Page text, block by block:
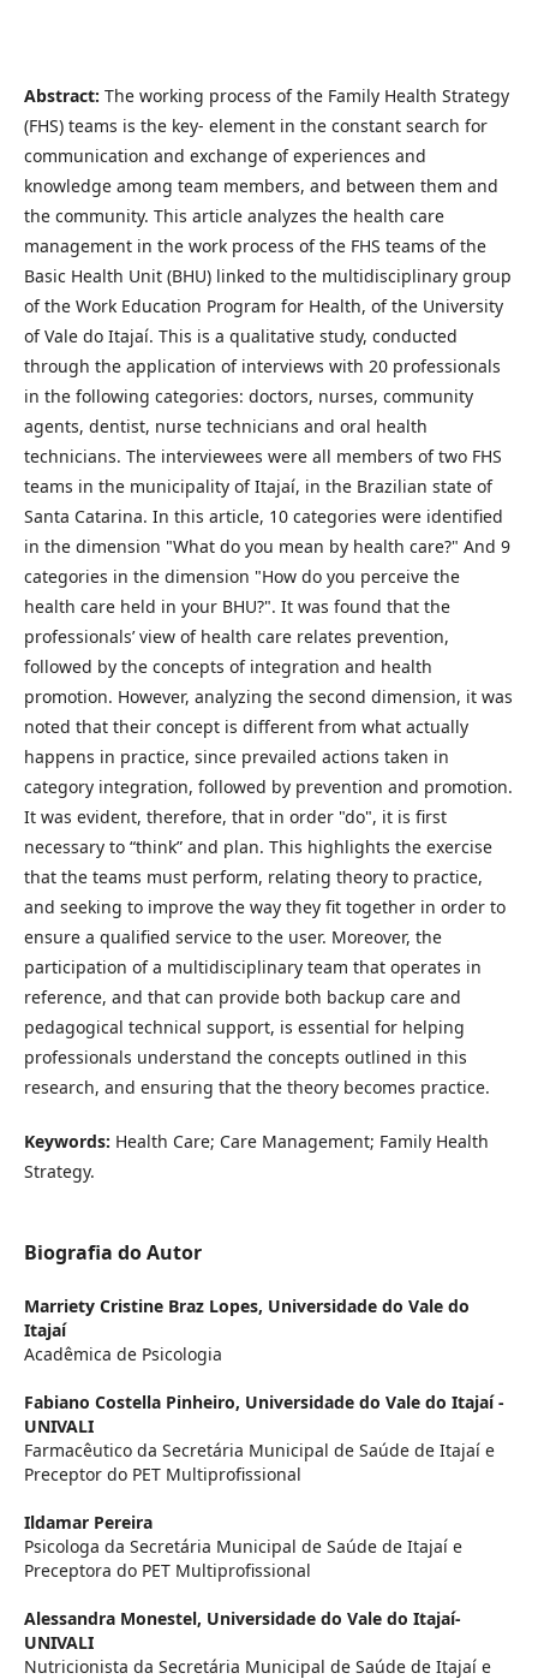
Abstract: The working process of the Family Health Strategy
(FHS) teams is the key- element in the constant search for
communication and exchange of experiences and
knowledge among team members, and between them and
the community. This article analyzes the health care
management in the work process of the FHS teams of the
Basic Health Unit (BHU) linked to the multidisciplinary group
of the Work Education Program for Health, of the University
of Vale do Itajaí. This is a qualitative study, conducted
through the application of interviews with 20 professionals
in the following categories: doctors, nurses, community
agents, dentist, nurse technicians and oral health
technicians. The interviewees were all members of two FHS
teams in the municipality of Itajaí, in the Brazilian state of
Santa Catarina. In this article, 10 categories were identified
in the dimension "What do you mean by health care?" And 9
categories in the dimension "How do you perceive the
health care held in your BHU?". It was found that the
professionals’ view of health care relates prevention,
followed by the concepts of integration and health
promotion. However, analyzing the second dimension, it was
noted that their concept is different from what actually
happens in practice, since prevailed actions taken in
category integration, followed by prevention and promotion.
It was evident, therefore, that in order "do", it is first
necessary to “think” and plan. This highlights the exercise
that the teams must perform, relating theory to practice,
and seeking to improve the way they fit together in order to
ensure a qualified service to the user. Moreover, the
participation of a multidisciplinary team that operates in
reference, and that can provide both backup care and
pedagogical technical support, is essential for helping
professionals understand the concepts outlined in this
research, and ensuring that the theory becomes practice.
Keywords: Health Care; Care Management; Family Health
Strategy.
Biografia do Autor
Marriety Cristine Braz Lopes, Universidade do Vale do
Itajaí
Acadêmica de Psicologia
Fabiano Costella Pinheiro, Universidade do Vale do Itajaí -
UNIVALI
Farmacêutico da Secretária Municipal de Saúde de Itajaí e
Preceptor do PET Multiprofissional
Ildamar Pereira
Psicologa da Secretária Municipal de Saúde de Itajaí e
Preceptora do PET Multiprofissional
Alessandra Monestel, Universidade do Vale do Itajaí-
UNIVALI
Nutricionista da Secretária Municipal de Saúde de Itajaí e